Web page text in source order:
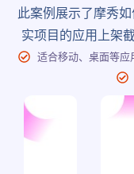
此案例展示了摩秀
实项目的应用上架
适合移动、桌面等应